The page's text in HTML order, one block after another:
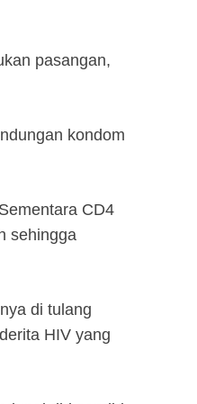
pasangan,
kondom
CD4
sehingga
di tulang
HIV yang